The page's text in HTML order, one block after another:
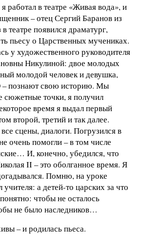
работал в театре «Живая вода», и
– отец Сергий Баранов из
театре появился драматург,
пьесу о Царственных мучениках.
у художественного руководителя
Никулиной: двое молодых
молодой человек и девушка,
познают свою историю. Мы
сюжетные точки, я получил
время я выдал первый
второй, третий и так далее.
сцены, диалоги. Погрузился в
очень помогли – в том числе
И, конечно, убедился, что
II – это оболганное время. Я
Помню, на уроке
а детей-то царских за что
чтобы не осталось
не было наследников…
– и родилась пьеса.